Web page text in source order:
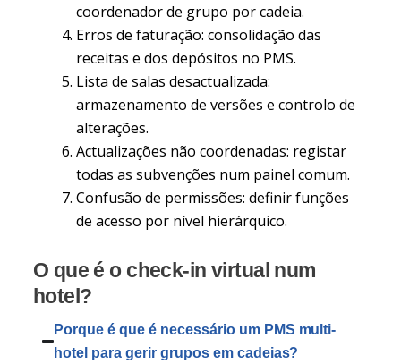
coordenador de grupo por cadeia.
Erros de faturação: consolidação das
receitas e dos depósitos no PMS.
Lista de salas desactualizada:
armazenamento de versões e controlo de
alterações.
Actualizações não coordenadas: registar
todas as subvenções num painel comum.
Confusão de permissões: definir funções
de acesso por nível hierárquico.
O que é o check-in virtual num
hotel?
Porque é que é necessário um PMS multi-
hotel para gerir grupos em cadeias?